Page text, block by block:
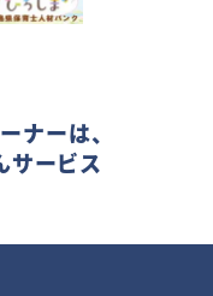
ナーは、
サービス